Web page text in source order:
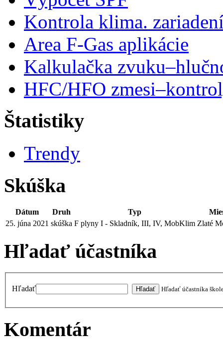
Kontrola klima.
Area F-Gas aplikácie
Kalkulačka
HFC/HFO
Štatistiky
Trendy
Skúška
Dátum Druh Typ
25. júna 2021 skúška F plyny I - Skladník, III, IV, MobKlim Zlaté
Hľadať účastníka
Hľadať Hľadať účastníka
Komentár